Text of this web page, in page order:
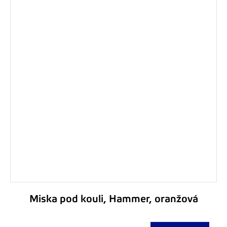
Miska pod kouli, Hammer, oranžová